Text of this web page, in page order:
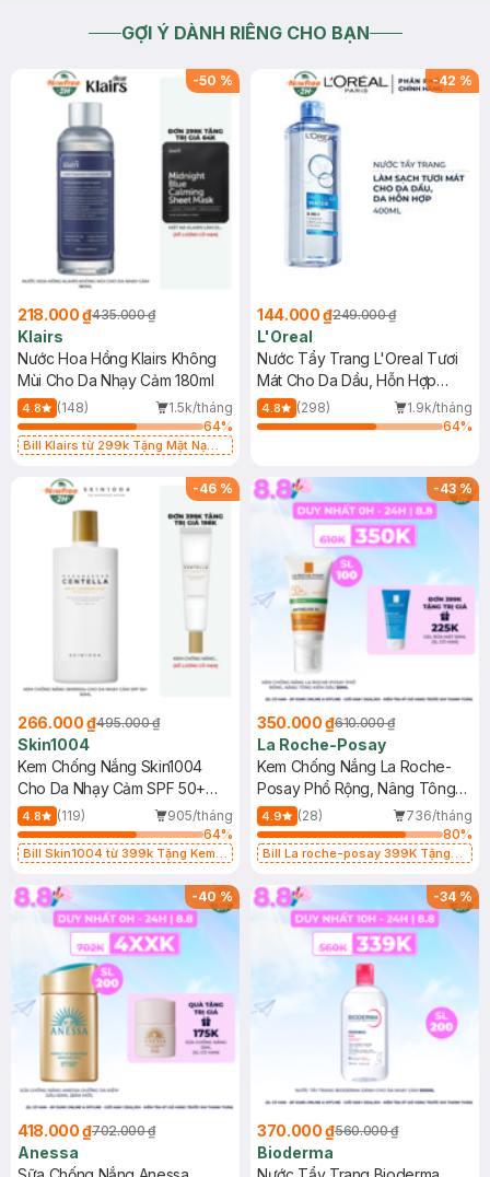
GỢI Ý DÀNH RIÊNG CHO BẠN
-50 %
218.000 ₫435.000 ₫
Klairs
Nước Hoa Hồng Klairs Không
Mùi Cho Da Nhạy Cảm 180ml
4.8 (148)
1.5k/tháng
64%
Bill Klairs từ 299k Tặng Mặt Nạ
25ml (SL Có Hạn)
-42 %
144.000 ₫249.000 ₫
L'Oreal
Nước Tẩy Trang L'Oreal Tươi
Mát Cho Da Dầu, Hỗn Hợp
400ml
4.8 (298)
1.9k/tháng
64%
-46 %
266.000 ₫495.000 ₫
Skin1004
Kem Chống Nắng Skin1004
Cho Da Nhạy Cảm SPF 50+
50ml
4.8 (119)
905/tháng
64%
Bill Skin1004 từ 399k Tặng Kem
SPF 50+ 20ml (SL Có Hạn)
-43%
350.000 ₫610.000 ₫
La Roche-Posay
Kem Chống Nắng La Roche-
Posay Phổ Rộng, Nâng Tông
Kiềm Dầu 50ml
4.9 (28)
736/tháng
80%
Bill La roche-posay 399K Tặng
(SL có hạn)
-40%
418.000 ₫702.000 ₫
Anessa
-34%
370.000 ₫560.000 ₫
Bioderma